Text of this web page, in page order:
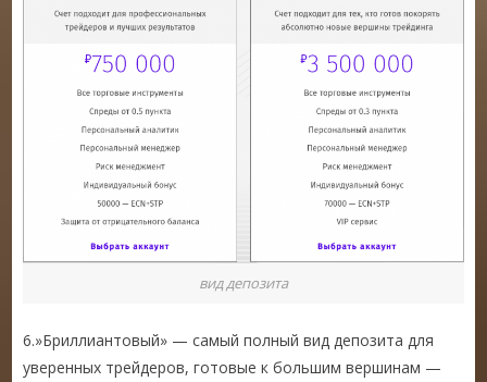
вид депозита
6.»Бриллиантовый» — самый полный вид депозита для
уверенных трейдеров, готовые к большим вершинам —